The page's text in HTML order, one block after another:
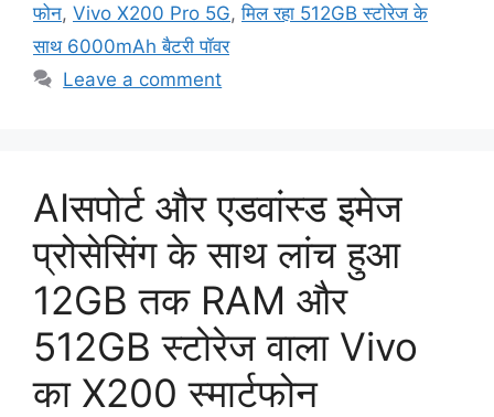
फोन, Vivo X200 Pro 5G,मिल रहा 512GB स्टोरेज के
साथ 6000mAh बैटरी पॉवर
Leave a comment
AIसपोर्ट और एडवांस्ड इमेज
प्रोसेसिंग के साथ लांच हुआ
12GB तक RAM और
512GB स्टोरेज वाला Vivo
का X200 स्मार्टफोन